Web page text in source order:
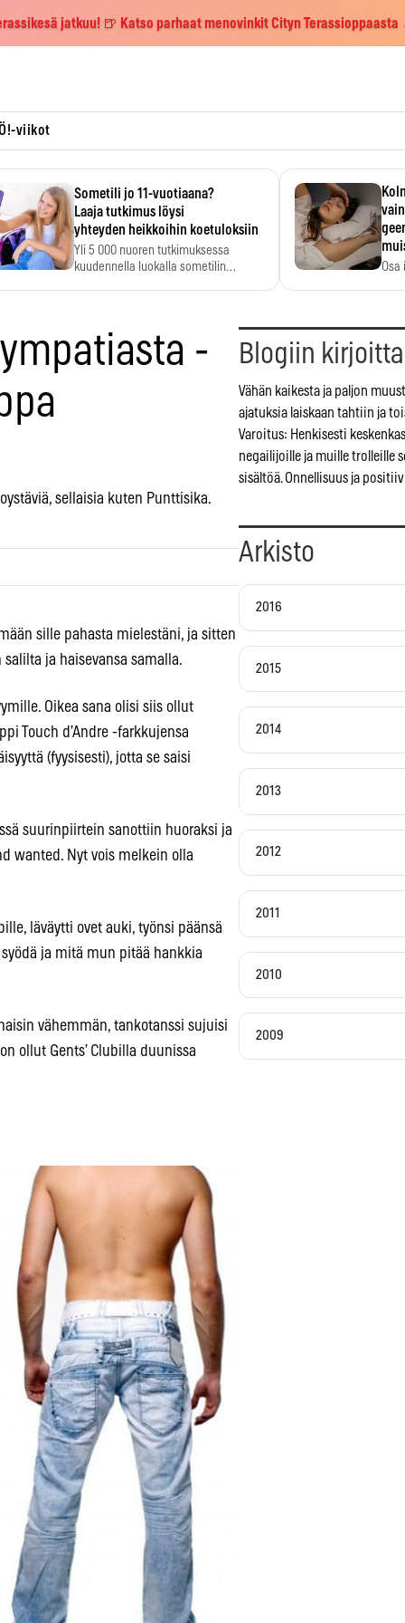
jatkuu! 🍺 Katso parhaat menovinkit Cityn
viikot
Sometili jo 11-vuotiaana?
Laaja tutkimus löysi
yhteyden heikkoihin koetuloksiin
Yli 5 000 nuoren tutkimuksessa
kuudennella luokalla sometilin…
-
sellaisia kuten Punttisika.
sille pahasta mielestäni, ja sitten
ja haisevansa samalla.
Oikea sana olisi siis ollut
Touch d’Andre -farkkujensa
(fyysisesti), jotta se saisi
suurinpiirtein sanottiin huoraksi ja
wanted. Nyt vois melkein olla
läväytti ovet auki, työnsi päänsä
ja mitä mun pitää hankkia
vähemmän, tankotanssi sujuisi
ollut Gents’ Clubilla duunissa
Blogiin
Vähän kaikesta ja paljon
ajatuksia laiskaan tahtiin ja
Varoitus: Henkisesti
negailijoille ja muille trolleille
sisältöä. Onnellisuus ja
Arkisto
2016
2015
2014
2013
2012
2011
2010
2009